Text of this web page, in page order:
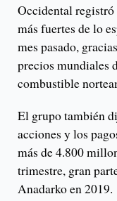
Occidental registró
más fuertes de lo
mes pasado,
precios mundiales
combustible
El grupo también
acciones y los
más de 4.800
trimestre, gran
Anadarko en 2019.